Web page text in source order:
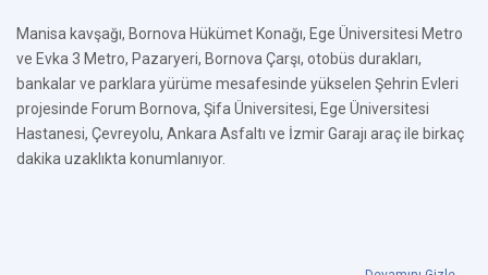
Manisa kavşağı, Bornova Hükümet Konağı, Ege Üniversitesi Metro
ve Evka 3 Metro, Pazaryeri, Bornova Çarşı, otobüs durakları,
bankalar ve parklara yürüme mesafesinde yükselen Şehrin Evleri
projesinde Forum Bornova, Şifa Üniversitesi, Ege Üniversitesi
Hastanesi, Çevreyolu, Ankara Asfaltı ve İzmir Garajı araç ile birkaç
dakika uzaklıkta konumlanıyor.